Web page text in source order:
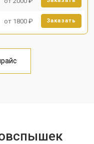
от 1800 ₽ Заказать